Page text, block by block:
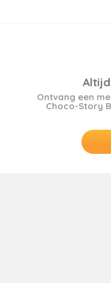
Ontvang een
Choco-Story